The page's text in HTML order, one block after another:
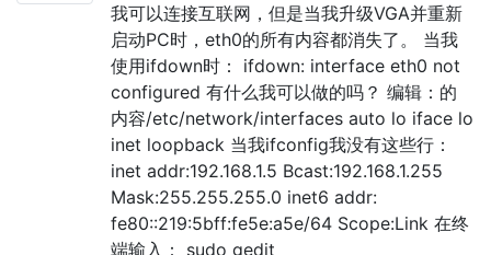
我可以连接互联网，但是当我升级VGA并重新
启动PC时，eth0的所有内容都消失了。 当我
使用ifdown时： ifdown: interface eth0 not
configured 有什么我可以做的吗？ 编辑：的
内容/etc/network/interfaces auto lo iface lo
inet loopback 当我ifconfig我没有这些行：
inet addr:192.168.1.5 Bcast:192.168.1.255
Mask:255.255.255.0 inet6 addr:
fe80::219:5bff:fe5e:a5e/64 Scope:Link 在终
端输入： sudo gedit